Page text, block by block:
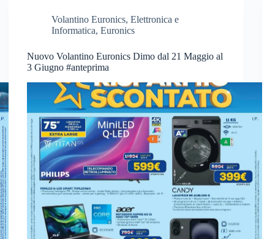
Volantino Euronics,Elettronica e
Informatica,Euronics
Nuovo Volantino Euronics Dimo dal 21 Maggio al
3 Giugno #anteprima